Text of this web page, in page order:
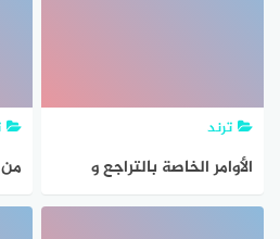
ترند
الأوامر الخاصة بالتراجع و
إبطال التراجع في برنامج
من